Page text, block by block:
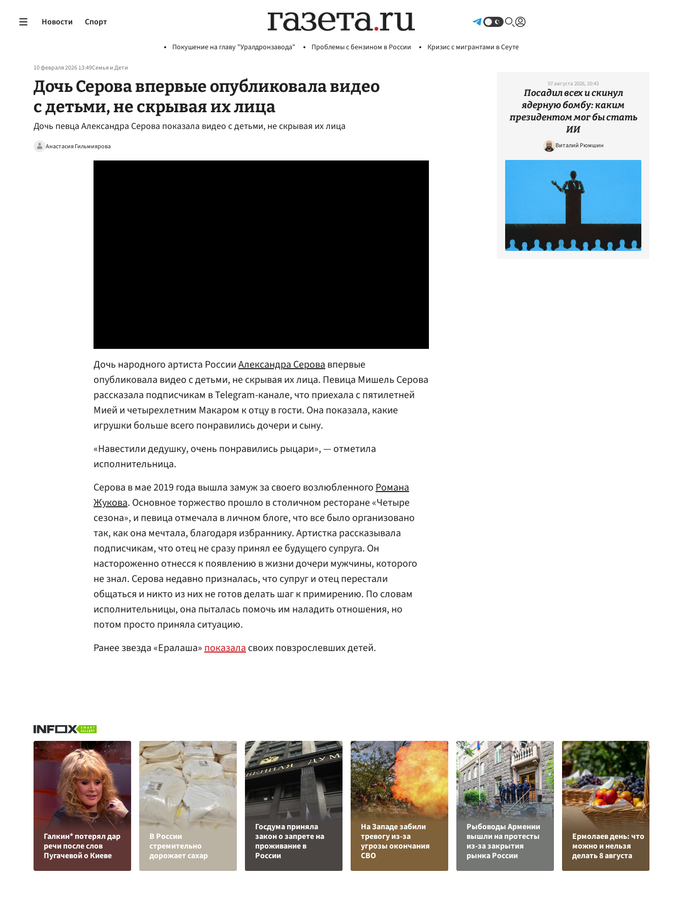
Новости Спорт
Покушение на главу "Уралдронзавода" Проблемы с бензином в России Кризис с мигрантами в Сеуте
10 февраля 2026 13:49Семья и Дети
Дочь Серова впервые опубликовала видео
с детьми, не скрывая их лица
Дочь певца Александра Серова показала видео с детьми, не скрывая их лица
Анастасия Гильмиярова
Дочь народного артиста РоссииАлександра Серовавпервые
опубликовала видео с детьми, не скрывая их лица. Певица Мишель Серова
рассказала подписчикам в Telegram-канале, что приехала с пятилетней
Мией и четырехлетним Макаром к отцу в гости. Она показала, какие
игрушки больше всего понравились дочери и сыну.
«Навестили дедушку, очень понравились рыцари», — отметила
исполнительница.
Серова в мае 2019 года вышла замуж за своего возлюбленногоРомана
Жукова. Основное торжество прошло в столичном ресторане «Четыре
сезона», и певица отмечала в личном блоге, что все было организовано
так, как она мечтала, благодаря избраннику. Артистка рассказывала
подписчикам, что отец не сразу принял ее будущего супруга. Он
настороженно отнесся к появлению в жизни дочери мужчины, которого
не знал. Серова недавно призналась, что супруг и отец перестали
общаться и никто из них не готов делать шаг к примирению. По словам
исполнительницы, она пыталась помочь им наладить отношения, но
потом просто приняла ситуацию.
Ранее звезда «Ералаша»показаласвоих повзрослевших детей.
07 августа 2026, 10:43
Посадил всех и скинул
ядерную бомбу: каким
президентом мог бы стать
ИИ
Виталий Рюмшин
Галкин* потерял дар
речи после слов
Пугачевой о Киеве
В России
стремительно
дорожает сахар
Госдума приняла
закон о запрете на
проживание в
России
На Западе забили
тревогу из-за
угрозы окончания
СВО
Рыбоводы Армении
вышли на протесты
из-за закрытия
рынка России
Ермолаев день: что
можно и нельзя
делать 8 августа